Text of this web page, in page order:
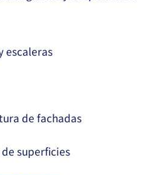
escaleras
de fachadas
superficies